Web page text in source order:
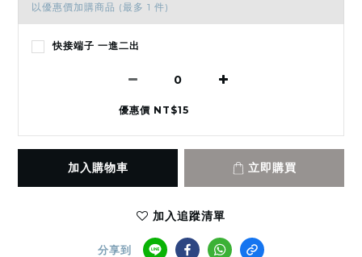
以優惠價加購商品 (最多 1 件)
快接端子 一進二出
優惠價 NT$15
加入購物車 立即購買
加入追蹤清單
分享到